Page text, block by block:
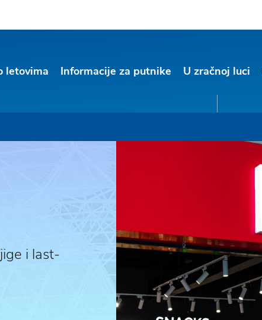
letovima Informacije za putnike U zračnoj luci
i last-